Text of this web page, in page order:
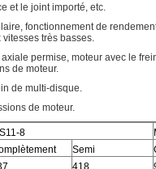
et le joint importé, etc.
fonctionnement de
très basses.
permise, moteur avec le
de moteur.
de multi-disque.
de moteur.
8
Semi
418